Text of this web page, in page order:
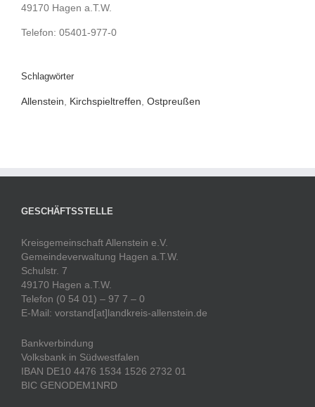
49170 Hagen a.T.W.
Telefon: 05401-977-0
Schlagwörter
Allenstein Kirchspieltreffen Ostpreußen
GESCHÄFTSSTELLE
Kreisgemeinschaft Allenstein e.V.
Gemeindeverwaltung Hagen a.T.W.
Schulstr. 7
49170 Hagen a.T.W.
Telefon (0 54 01) – 97 7 – 0
E-Mail: vorstand[at]landkreis-allenstein.de
Bankverbindung
Volksbank in Südwestfalen
IBAN DE10 4476 1534 1526 2732 01
BIC GENODEM1NRD